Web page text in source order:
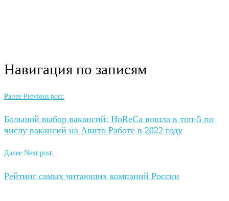
Навигация по записям
Ранее Previous post:
Большой выбор вакансий: HoReCa вошла в топ-5 по
числу вакансий на Авито Работе в 2022 году
Далее Next post:
Рейтинг самых читающих компаний России